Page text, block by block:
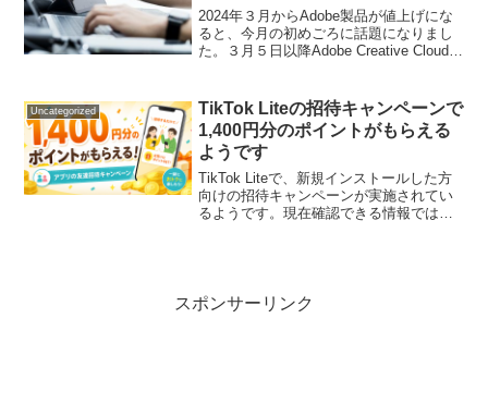
2024年３月からAdobe製品が値上げにな
ると、今月の初めごろに話題になりまし
た。３月５日以降Adobe Creative Cloudの
プリートプランと単体プラン、グル...
Uncategorized
TikTok Liteの招待キャンペーンで
1,400円分のポイントがもらえる
ようです
TikTok Liteで、新規インストールした方
向けの招待キャンペーンが実施されてい
るようです。現在確認できる情報では、
スポンサーリンク